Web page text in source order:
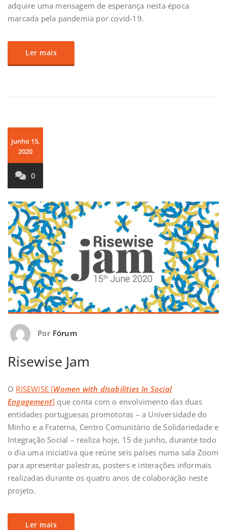
adquire uma mensagem de esperança nesta época
marcada pela pandemia por covid-19.
Ler mais
Junho 15,
2020
0
Por Fórum
Risewise Jam
O RISEWISE [Women with disabilities In Social
Engagement] que conta com o envolvimento das duas
entidades portuguesas promotoras – a Universidade do
Minho e a Fraterna, Centro Comunitário de Solidariedade e
Integração Social – realiza hoje, 15 de junho, durante todo
o dia uma iniciativa que reúne seis países numa sala Zoom
para apresentar palestras, posters e interações informais
realizadas durante os quatro anos de colaboração neste
projeto.
Ler mais